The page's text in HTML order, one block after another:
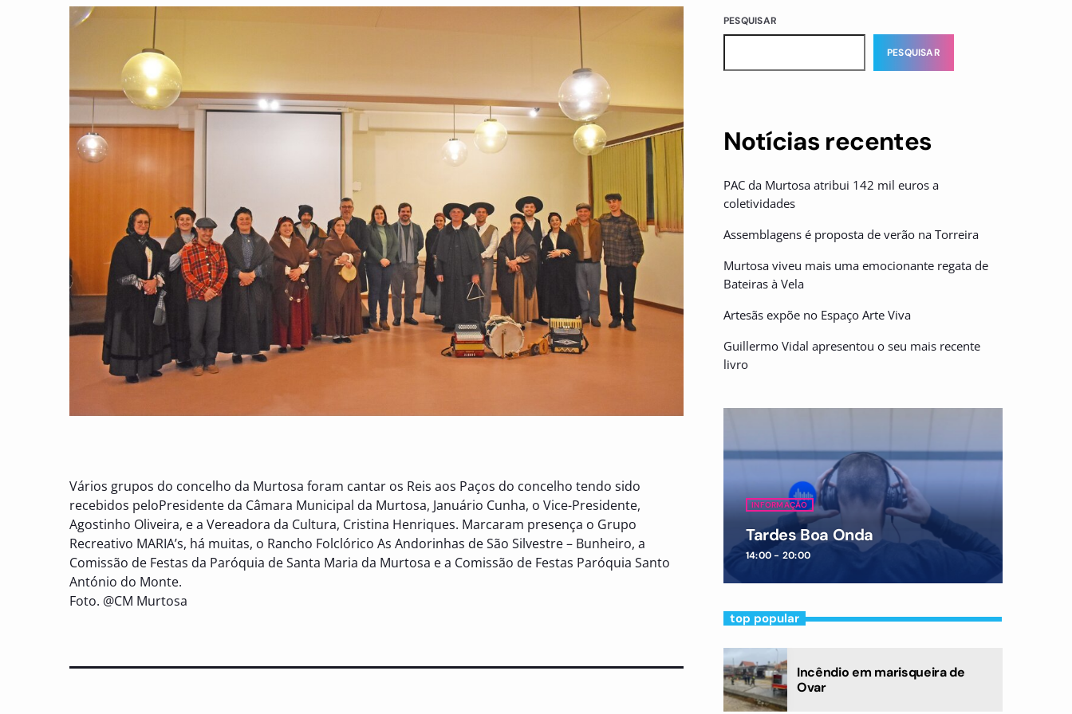
Vários grupos do concelho da Murtosa foram cantar os Reis aos Paços do concelho tendo sido
recebidos peloPresidente da Câmara Municipal da Murtosa, Januário Cunha, o Vice-Presidente,
Agostinho Oliveira, e a Vereadora da Cultura, Cristina Henriques. Marcaram presença o Grupo
Recreativo MARIA’s, há muitas, o Rancho Folclórico As Andorinhas de São Silvestre – Bunheiro, a
Comissão de Festas da Paróquia de Santa Maria da Murtosa e a Comissão de Festas Paróquia Santo
António do Monte.
Foto. @CM Murtosa
PESQUISAR
PESQUISAR
Notícias recentes
PAC da Murtosa atribui 142 mil euros a
coletividades
Assemblagens é proposta de verão na Torreira
Murtosa viveu mais uma emocionante regata de
Bateiras à Vela
Artesãs expõe no Espaço Arte Viva
Guillermo Vidal apresentou o seu mais recente
livro
INFORMAÇÃO
Tardes Boa Onda
14:00 - 20:00
top popular
Incêndio em marisqueira de
Ovar